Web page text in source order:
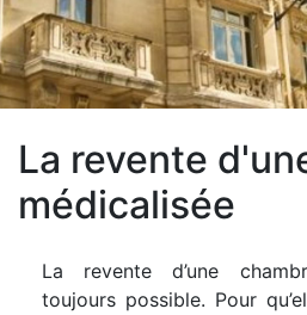
La revente
médicalisée
La revente d’une
toujours possible. Pour